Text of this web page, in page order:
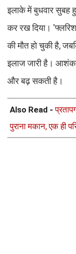
इलाके में बुधवार सुबह
कर रख दिया।
की मौत हो चुकी है,
इलाज जारी है।
और बढ़ सकती है।
Also Read -
पुराना मकान, एक ही